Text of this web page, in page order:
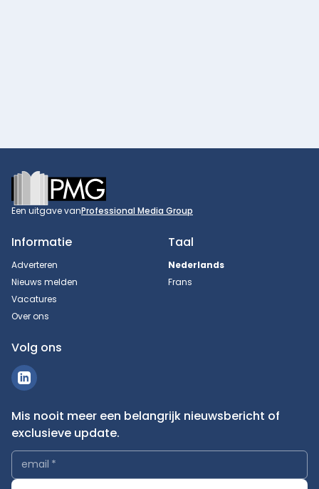
Footer
Een uitgave vanProfessional Media Group
Informatie
Adverteren
Nieuws melden
Vacatures
Over ons
Taal
Nederlands
Frans
Volg ons
Mis nooit meer een belangrijk nieuwsbericht of
exclusieve update.
email *